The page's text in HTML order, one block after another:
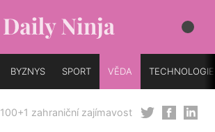
BYZNYS SPORT VĚDA TECHNOLOGIE
100+1 zahraniční zajímavost